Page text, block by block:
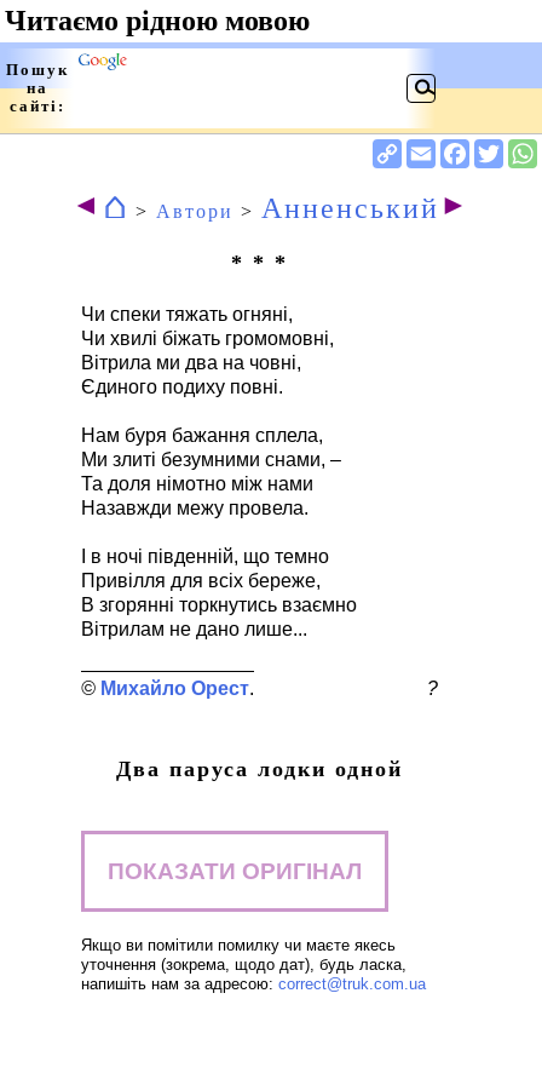
◄ ⌂ > Автори > Анненський ►
* * *
Чи спеки тяжать огняні,
Чи хвилі біжать громомовні,
Вітрила ми два на човні,
Єдиного подиху повні.
Нам буря бажання сплела,
Ми злиті безумними снами, –
Та доля німотно між нами
Назавжди межу провела.
І в ночі південній, що темно
Привілля для всіх береже,
В згорянні торкнутись взаємно
Вітрилам не дано лише...
Михайло Орест ?
Два паруса лодки одной
ПОКАЗАТИ ОРИГІНАЛ
Якщо ви помітили помилку чи маєте якесь
уточнення (зокрема, щодо дат), будь ласка,
напишіть нам за адресою: correct@truk.com.ua